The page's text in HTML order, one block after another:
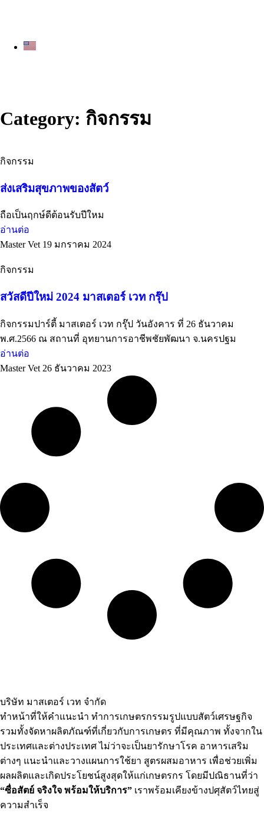
Category: กิจกรรม
กิจกรรม
ส่งเสริมสุขภาพของสัตว์
ถือเป็นฤกษ์ดีต้อนรับปีใหม
อ่านต่อ
Master Vet 19 มกราคม 2024
กิจกรรม
สวัสดีปีใหม่ 2024 มาสเตอร์ เวท กรุ๊ป
กิจกรรมปาร์ตี้ มาสเตอร์ เวท กรุ๊ป วันอังคาร ที่ 26 ธันวาคม
พ.ศ.2566 ณ สถานที่ อุทยานการอาชีพชัยพัฒนา จ.นครปฐม
อ่านต่อ
Master Vet 26 ธันวาคม 2023
บริษัท มาสเตอร์ เวท จำกัด
ทำหน้าที่ให้คำแนะนำ ทำการเกษตรกรรมรูปแบบสัตว์เศรษฐกิจ
รวมทั้งจัดหาผลิตภัณฑ์ที่เกี่ยวกับการเกษตร ที่มีคุณภาพ ทั้งจากใน
ประเทศและต่างประเทศ ไม่ว่าจะเป็นยารักษาโรค อาหารเสริม
ต่างๆ แนะนำและวางแผนการใช้ยา สูตรผสมอาหาร เพื่อช่วยเพิ่ม
ผลผลิตและเกิดประโยชน์สูงสุดให้แก่เกษตรกร โดยมีปณิธานที่ว่า
“ซื่อสัตย์ จริงใจ พร้อมให้บริการ” เราพร้อมเคียงข้างปศุสัตว์ไทยสู่
ความสำเร็จ